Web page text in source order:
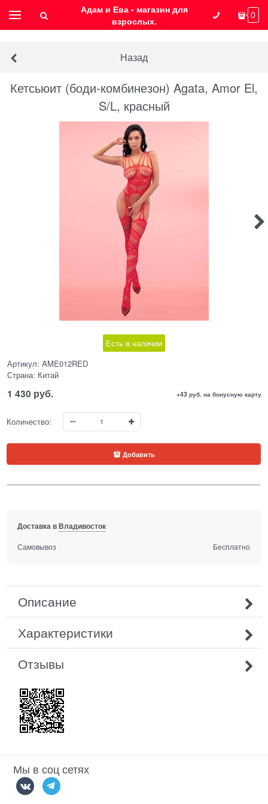
Адам и Ева - магазин для
взрослых.
0
Назад
Кетсьюит (боди-комбинезон) Agata, Amor El,
S/L, красный
Есть в наличии
Артикул: AME012RED
Страна: Китай
1 430 руб. +43 руб. на бонусную карту
Количество:
Добавить
Доставка вВладивосток
Самовывоз Бесплатно
Описание
Характеристики
Отзывы
Мы в соц сетях